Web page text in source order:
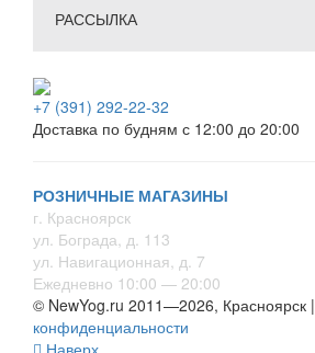
РАССЫЛКА
+7 (391) 292-22-32
Доставка по будням с 12:00 до 20:00
РОЗНИЧНЫЕ МАГАЗИНЫ
г. Красноярск
ул. Бограда, д. 113
ул. Навигационная, д. 7
Ежедневно 10:00 — 20:00
© NewYog.ru 2011—2026, Красноярск |
конфиденциальности
Наверх